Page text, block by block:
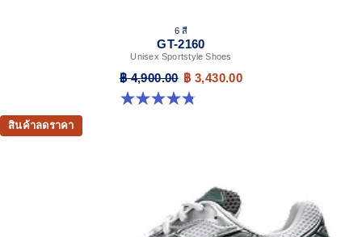
6 สี
GT-2160
Unisex Sportstyle Shoes
฿ 4,900.00 ฿ 3,430.00
4.8 จาก 5 ดาว 457 รีวิว
สินค้าลดราคา